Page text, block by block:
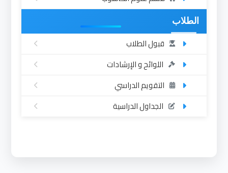
الطلاب
قبول الطلاب
اللوائح و الإرشادات
التقويم الدراسي
الجداول الدراسية